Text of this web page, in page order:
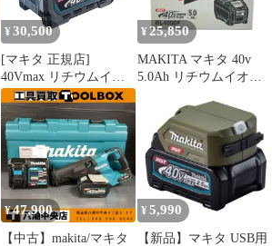
¥ 30,500
[マキタ 正規店]
40Vmax リチウムイオ
ンバッテリ 高出力
BL4050F (A-72372)
5.0Ah 残容量表示 自己
故障診断 makita バッテ
リー
¥ 25,850
MAKITA マキタ 40v
5.0Ah リチウムイオン
※PSEマークあり
BL4050F
¥47,900
【中古】makita/マキタ
¥ 5,990
【新品】マキタ USB用